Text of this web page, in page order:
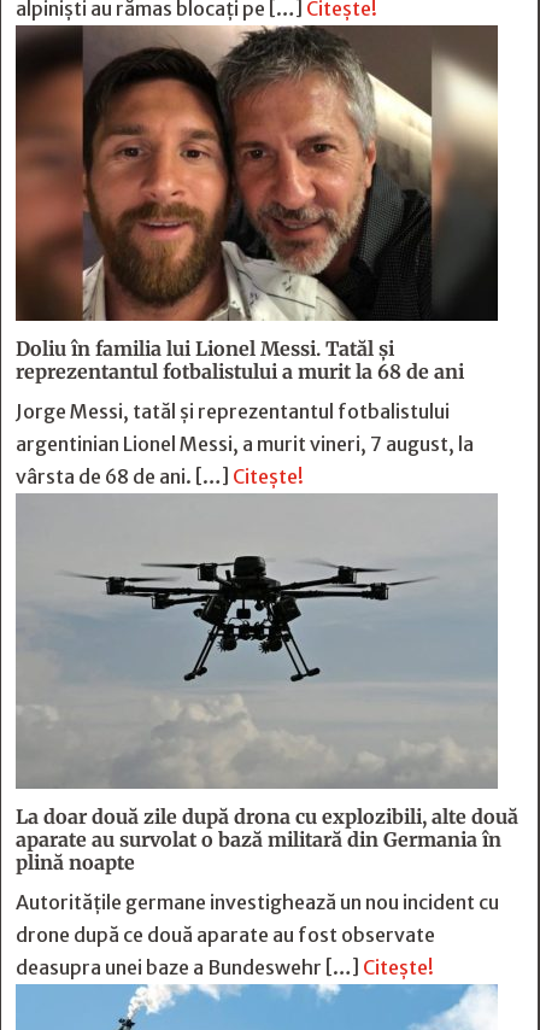
alpiniști au rămas blocați pe […] Citește!
Doliu în familia lui Lionel Messi. Tatăl și
reprezentantul fotbalistului a murit la 68 de ani
Jorge Messi, tatăl și reprezentantul fotbalistului
argentinian Lionel Messi, a murit vineri, 7 august, la
vârsta de 68 de ani. […] Citește!
La doar două zile după drona cu explozibili, alte două
aparate au survolat o bază militară din Germania în
plină noapte
Autoritățile germane investighează un nou incident cu
drone după ce două aparate au fost observate
deasupra unei baze a Bundeswehr […] Citește!